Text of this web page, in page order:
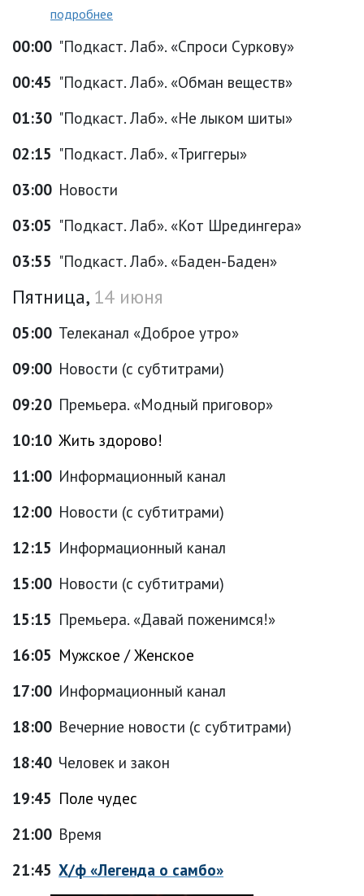
подробнее
00:00 "Подкаст. Лаб». «Спроси Суркову»
00:45 "Подкаст. Лаб». «Обман веществ»
01:30 "Подкаст. Лаб». «Не лыком шиты»
02:15 "Подкаст. Лаб». «Триггеры»
03:00 Новости
03:05 "Подкаст. Лаб». «Кот Шредингера»
03:55 "Подкаст. Лаб». «Баден-Баден»
Пятница, 14 июня
05:00 Телеканал «Доброе утро»
09:00 Новости (с субтитрами)
09:20 Премьера. «Модный приговор»
10:10 Жить здорово!
11:00 Информационный канал
12:00 Новости (с субтитрами)
12:15 Информационный канал
15:00 Новости (с субтитрами)
15:15 Премьера. «Давай поженимся!»
16:05 Мужское / Женское
17:00 Информационный канал
18:00 Вечерние новости (с субтитрами)
18:40 Человек и закон
19:45 Поле чудес
21:00 Время
21:45 Х/ф «Легенда о самбо»